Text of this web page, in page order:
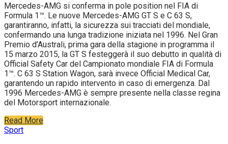
Mercedes-AMG si conferma in pole position nel FIA di
Formula 1™. Le nuove Mercedes-AMG GT S e C 63 S,
garantiranno, infatti, la sicurezza sui tracciati del mondiale,
confermando una lunga tradizione iniziata nel 1996. Nel Gran
Premio d’Australi, prima gara della stagione in programma il
15 marzo 2015, la GT S festeggerà il suo debutto in qualità di
Official Safety Car del Campionato mondiale FIA di Formula
1™. C 63 S Station Wagon, sarà invece Official Medical Car,
garantendo un rapido intervento in caso di emergenza. Dal
1996 Mercedes-AMG è sempre presente nella classe regina
del Motorsport internazionale.
Read More
Sport